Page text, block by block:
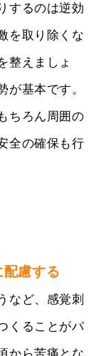
するのは逆効
を取り除くな
整えましょ
が基本です。
ちろん周囲の
全の確保も行
慮する
など、感覚刺
くることがパ